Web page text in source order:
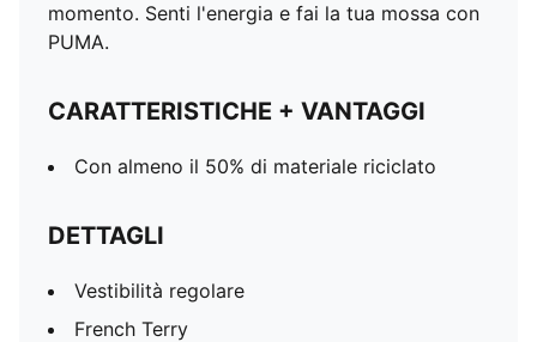
momento. Senti l'energia e fai la tua mossa con
PUMA.
CARATTERISTICHE + VANTAGGI
Con almeno il 50% di materiale riciclato
DETTAGLI
Vestibilità regolare
French Terry